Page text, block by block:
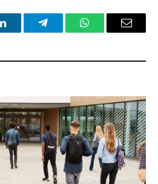
LinkedInTelegramWhatsAppEmail